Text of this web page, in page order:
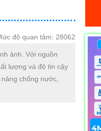
độ quan tâm: 28062
ảnh. Với nguồn
lượng và độ tin cậy
chống nước,